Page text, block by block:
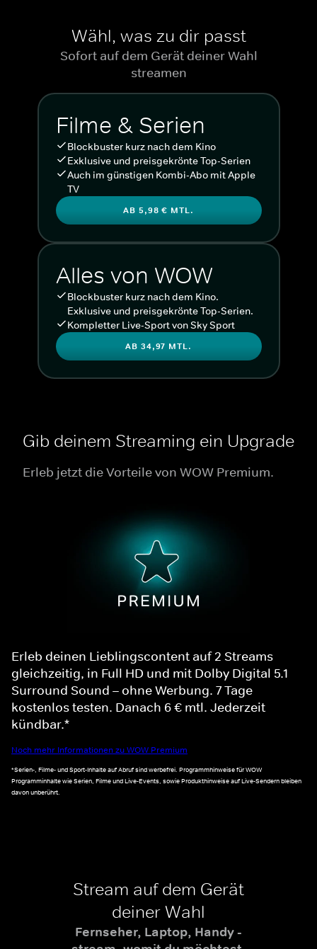
Wähl, was zu dir passt
Sofort auf dem Gerät deiner Wahl
streamen
Filme & Serien
Blockbuster kurz nach dem Kino
Exklusive und preisgekrönte Top-Serien
Auch im günstigen Kombi-Abo mit Apple
TV
AB 5,98 € MTL.
Alles von WOW
Blockbuster kurz nach dem Kino.
Exklusive und preisgekrönte Top-Serien.
Kompletter Live-Sport von Sky Sport
AB 34,97 MTL.
Gib deinem Streaming ein Upgrade
Erleb jetzt die Vorteile von WOW Premium.
Erleb deinen Lieblingscontent auf 2 Streams
gleichzeitig, in Full HD und mit Dolby Digital 5.1
Surround Sound – ohne Werbung. 7 Tage
kostenlos testen. Danach 6 € mtl. Jederzeit
kündbar.*
Noch mehr Informationen zu WOW Premium
*Serien-, Filme- und Sport-Inhalte auf Abruf sind werbefrei. Programmhinweise für WOW
Programminhalte wie Serien, Filme und Live-Events, sowie Produkthinweise auf Live-Sendern bleiben
davon unberührt.
Stream auf dem Gerät
deiner Wahl
Fernseher, Laptop, Handy -